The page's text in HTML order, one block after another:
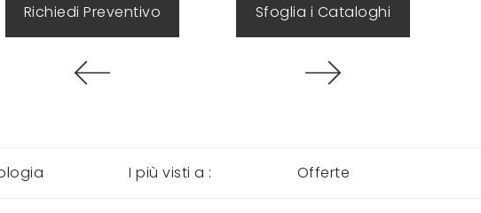
Richiedi Preventivo Sfoglia i Cataloghi
I più visti a : Offerte